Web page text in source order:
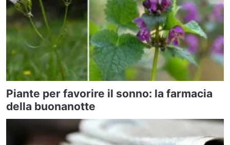
Piante per favorire il sonno: la farmacia
della buonanotte